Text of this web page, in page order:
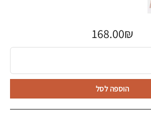
168.00₪
- דגם שחור
הוספה לסל